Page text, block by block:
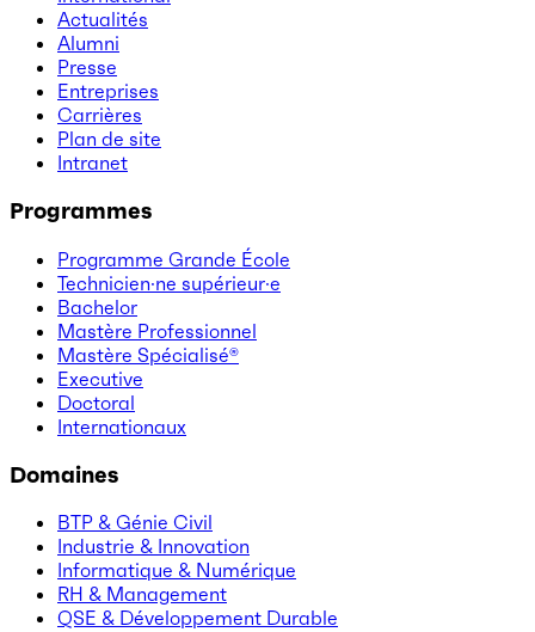
Actualités
Alumni
Presse
Entreprises
Carrières
Plan de site
Intranet
Programmes
Programme Grande École
Technicien·ne supérieur·e
Bachelor
Mastère Professionnel
Mastère Spécialisé®
Executive
Doctoral
Internationaux
Domaines
BTP & Génie Civil
Industrie & Innovation
Informatique & Numérique
RH & Management
QSE & Développement Durable